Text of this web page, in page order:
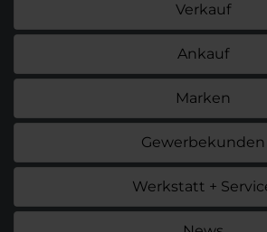
Verkauf
Ankauf
Marken
Gewerbekunden
Werkstatt +